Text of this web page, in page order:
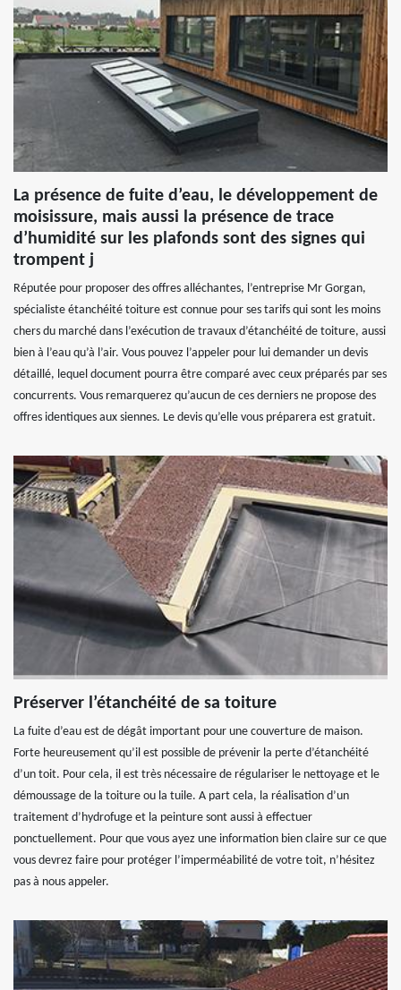
La présence de fuite d’eau, le développement de
moisissure, mais aussi la présence de trace
d’humidité sur les plafonds sont des signes qui
trompent j
Réputée pour proposer des offres alléchantes, l’entreprise Mr Gorgan,
spécialiste étanchéité toiture est connue pour ses tarifs qui sont les moins
chers du marché dans l’exécution de travaux d’étanchéité de toiture, aussi
bien à l’eau qu’à l’air. Vous pouvez l’appeler pour lui demander un devis
détaillé, lequel document pourra être comparé avec ceux préparés par ses
concurrents. Vous remarquerez qu’aucun de ces derniers ne propose des
offres identiques aux siennes. Le devis qu’elle vous préparera est gratuit.
Préserver l’étanchéité de sa toiture
La fuite d’eau est de dégât important pour une couverture de maison.
Forte heureusement qu’il est possible de prévenir la perte d’étanchéité
d’un toit. Pour cela, il est très nécessaire de régulariser le nettoyage et le
démoussage de la toiture ou la tuile. A part cela, la réalisation d’un
traitement d’hydrofuge et la peinture sont aussi à effectuer
ponctuellement. Pour que vous ayez une information bien claire sur ce que
vous devrez faire pour protéger l’imperméabilité de votre toit, n’hésitez
pas à nous appeler.